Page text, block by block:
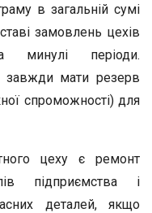
в загальній сумі
замовлень цехів
періоди.
завжди мати резерв
спроможності) для
цеху є ремонт
підприємства і
деталей, якщо